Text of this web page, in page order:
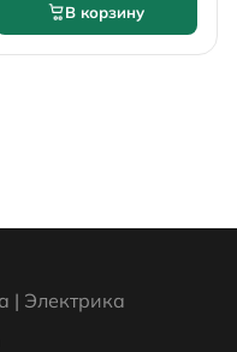
В корзину
| Электрика